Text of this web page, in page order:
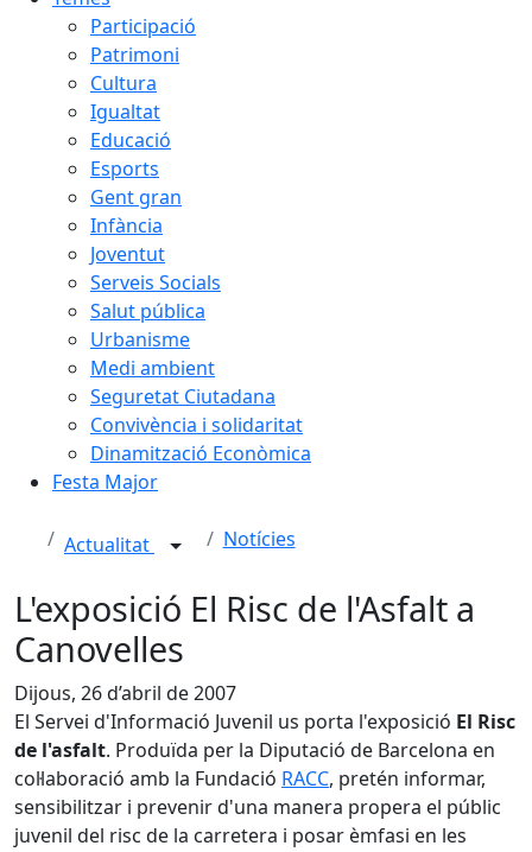
Participació
Patrimoni
Cultura
Igualtat
Educació
Esports
Gent gran
Infància
Joventut
Serveis Socials
Salut pública
Urbanisme
Medi ambient
Seguretat Ciutadana
Convivència i solidaritat
Dinamització Econòmica
Festa Major
Actualitat Notícies
L'exposició El Risc de l'Asfalt a
Canovelles
Dijous, 26 d’abril de 2007
El Servei d'Informació Juvenil us porta l'exposició El Risc
de l'asfalt. Produïda per la Diputació de Barcelona en
col·laboració amb la Fundació RACC, pretén informar,
sensibilitzar i prevenir d'una manera propera el públic
juvenil del risc de la carretera i posar èmfasi en les